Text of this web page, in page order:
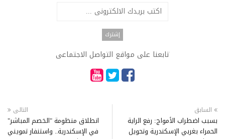
تابعنا على مواقع التواصل الاجتماعى
السابق
بسبب اضطراب الأمواج: رفع الراية
الحمراء بغربي الإسكندرية وتحويل
التالى
انطلاق منظومة "الخصم المباشر"
في الإسكندرية.. واستنفار تمويني